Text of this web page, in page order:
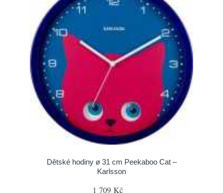
Dětské hodiny ø 31 cm Peekaboo Cat –
Karlsson
1 709 Kč